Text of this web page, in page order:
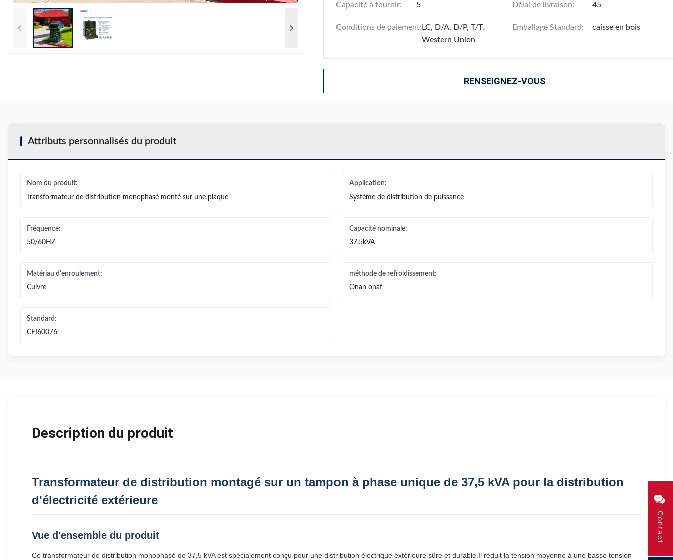
Contact
Capacité à fournir: 5 Délai de livraison: 45
Conditions de paiement: LC, D/A, D/P, T/T,
Western Union
Emballage Standard: caisse en bois
RENSEIGNEZ-VOUS
Attributs personnalisés du produit
Nom du produit:
Transformateur de distribution monophasé monté sur une plaque
Application:
Système de distribution de puissance
Fréquence:
50/60HZ
Capacité nominale:
37.5kVA
Matériau d'enroulement:
Cuivre
méthode de refroidissement:
Onan onaf
Standard:
CEI60076
Description du produit
Transformateur de distribution montagé sur un tampon à phase unique de 37,5 kVA pour la distribution
d'électricité extérieure
Vue d'ensemble du produit
Ce transformateur de distribution monophasé de 37,5 kVA est spécialement conçu pour une distribution électrique extérieure sûre et durable.Il réduit la tension moyenne à une basse tension